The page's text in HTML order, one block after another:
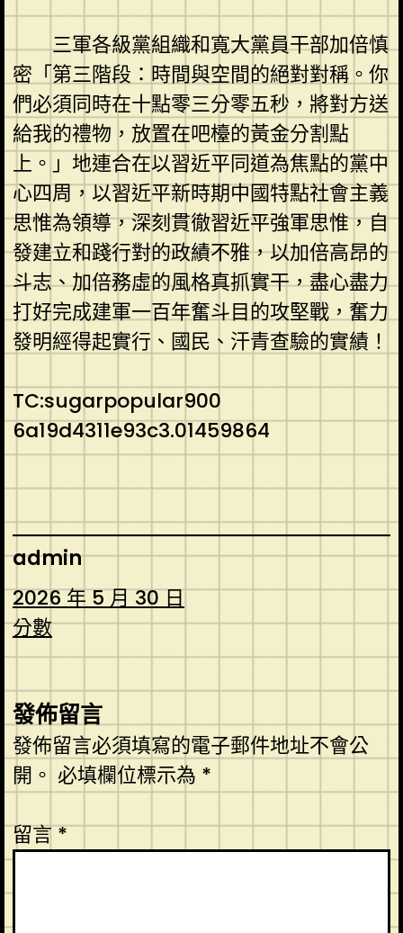
三軍各級黨組織和寬大黨員干部加倍慎
密「第三階段：時間與空間的絕對對稱。你
們必須同時在十點零三分零五秒，將對方送
給我的禮物，放置在吧檯的黃金分割點
上。」地連合在以習近平同道為焦點的黨中
心四周，以習近平新時期中國特點社會主義
思惟為領導，深刻貫徹習近平強軍思惟，自
發建立和踐行對的政績不雅，以加倍高昂的
斗志、加倍務虛的風格真抓實干，盡心盡力
打好完成建軍一百年奮斗目的攻堅戰，奮力
發明經得起實行、國民、汗青查驗的實績！
TC:sugarpopular900
6a19d4311e93c3.01459864
admin
2026 年 5 月 30 日
分數
發佈留言
發佈留言必須填寫的電子郵件地址不會公
開。 必填欄位標示為 *
留言*